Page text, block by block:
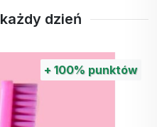
dzień
+ 100% punktów